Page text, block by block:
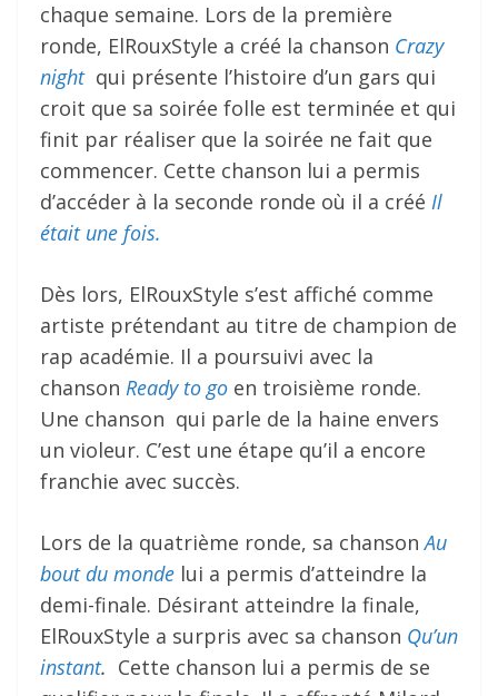
chaque semaine. Lors de la première
ronde, ElRouxStyle a créé la chanson Crazy
night qui présente l’histoire d’un gars qui
croit que sa soirée folle est terminée et qui
finit par réaliser que la soirée ne fait que
commencer. Cette chanson lui a permis
d’accéder à la seconde ronde où il a créé Il
était une fois.
Dès lors, ElRouxStyle s’est affiché comme
artiste prétendant au titre de champion de
rap académie. Il a poursuivi avec la
chanson Ready to go en troisième ronde.
Une chanson qui parle de la haine envers
un violeur. C’est une étape qu’il a encore
franchie avec succès.
Lors de la quatrième ronde, sa chansonAu
bout du monde lui a permis d’atteindre la
demi-finale. Désirant atteindre la finale,
ElRouxStyle a surpris avec sa chanson Qu’un
instant. Cette chanson lui a permis de se